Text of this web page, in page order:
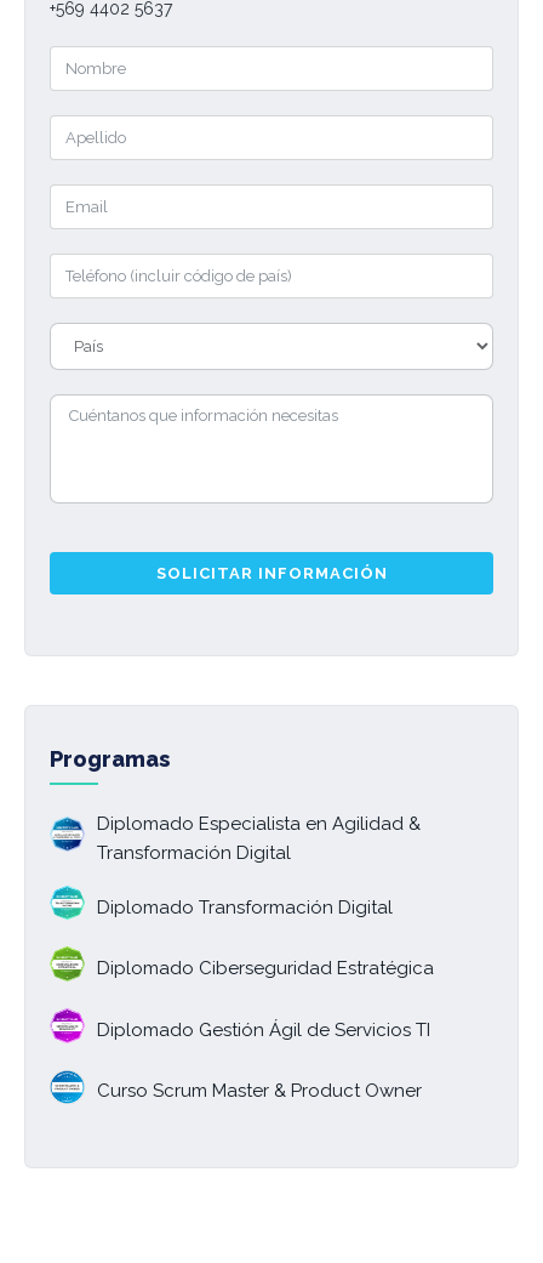
+569 4402 5637
SOLICITAR INFORMACIÓN
Programas
Diplomado Especialista en Agilidad &
Transformación Digital
Diplomado Transformación Digital
Diplomado Ciberseguridad Estratégica
Diplomado Gestión Ágil de Servicios TI
Curso Scrum Master & Product Owner